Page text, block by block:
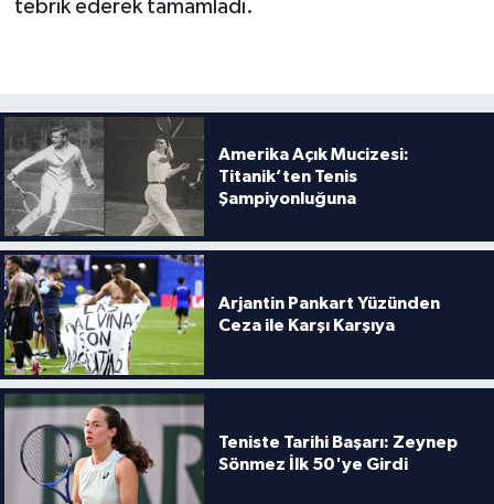
tebrik ederek tamamladı.
Amerika Açık Mucizesi:
Titanik’ten Tenis
Şampiyonluğuna
Arjantin Pankart Yüzünden
Ceza ile Karşı Karşıya
Teniste Tarihi Başarı: Zeynep
Sönmez İlk 50'ye Girdi